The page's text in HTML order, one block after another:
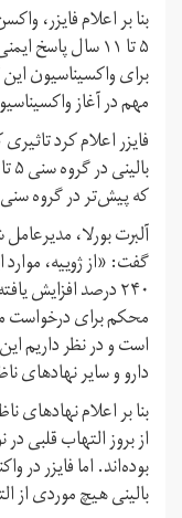
۵ تا ۱۱ سال
برای واکسیناسیون
مهم در آغاز
فایزر اعلام کرد
که پیش‌تر در گروه سنی ۱۶ تا ۲۵ سال مشاهده شده بود.
آلبرت بورلا، مدیرعامل
۲۴۰ درصد افزایش
است و در نظر داریم
دارو و سایر نهادهای
بنا بر اعلام نهادهای
از بروز التهاب قلبی
بوده‌اند. اما فایزر
بالینی هیچ موردی از